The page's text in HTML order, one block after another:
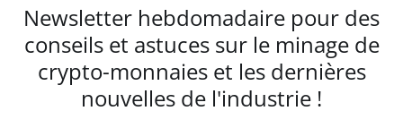
Newsletter hebdomadaire pour des
conseils et astuces sur le minage de
crypto-monnaies et les dernières
nouvelles de l'industrie !